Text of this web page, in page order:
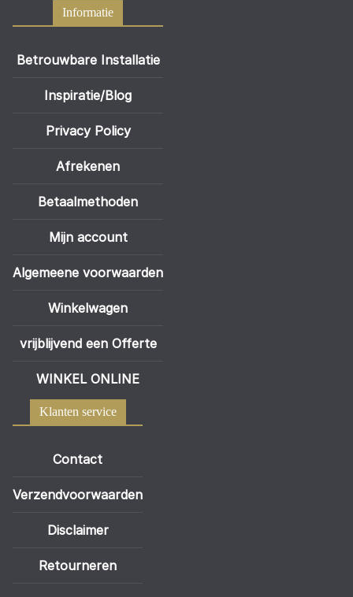
Informatie
Betrouwbare Installatie
Inspiratie/Blog
Privacy Policy
Afrekenen
Betaalmethoden
Mijn account
Algemeene voorwaarden
Winkelwagen
vrijblijvend een Offerte
WINKEL ONLINE
Klanten service
Contact
Verzendvoorwaarden
Disclaimer
Retourneren